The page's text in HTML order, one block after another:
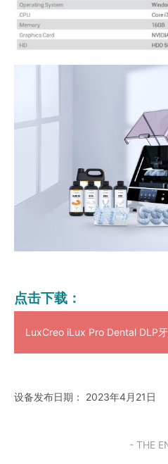
点击下载：
LuxCreo iLux Pro Dental DLP
设备发布日期： 2023年4月21日
- THE